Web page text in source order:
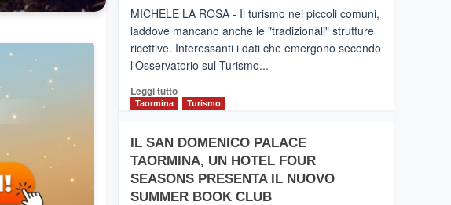
collegamento
tra
Catania
e
operato
da
MICHELE LA ROSA - Il turismo nei piccoli comuni,
laddove mancano anche le "tradizionali" strutture
ricettive. Interessanti i dati che emergono secondo
l'Osservatorio sul Turismo...
Leggi tuttoLeggi
PIEDIMONTE
ETNEO
–
Meta
Taormina Turismo
IL SAN DOMENICO PALACE
TAORMINA, UN HOTEL FOUR
SEASONS PRESENTA IL NUOVO
SUMMER BOOK CLUB